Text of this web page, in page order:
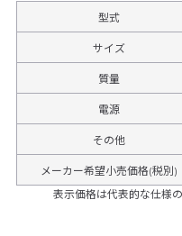
型式
サイズ
質量
電源
その他
メーカー希望小売価格(税別)
表示価格は代表的な仕様